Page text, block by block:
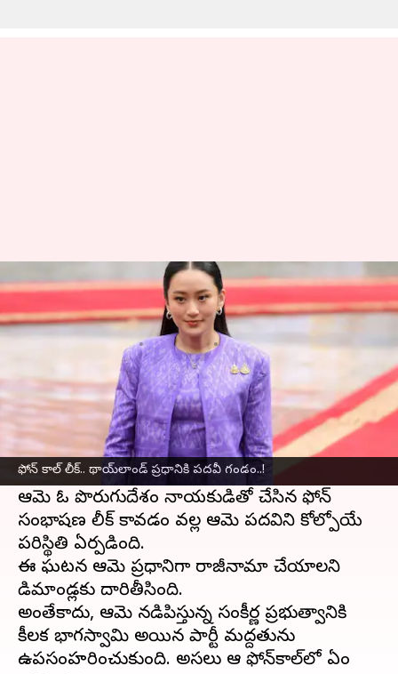
ఫోన్‌ కాల్‌ లీక్.. థాయ్‌లాండ్‌ ప్రధానికి పదవీ గండం..!
Thailand: ఫోన్‌ కాల్‌ లీక్..
థాయ్‌లాండ్‌ ప్రధానికి పదవీ గండం..!
Sirish Praharaju Jun 20, 2025 03:48 pm
ఈ వార్తాకథనం ఏంటి
థాయిలాండ్యువ ప్రధాని పేటోంగ్టార్న్ షినవత్రా
అధికారంలోకి వచ్చిన పదినెలల వ్యవధిలోనే రాజకీయ
సంక్షోభాన్ని ఎదుర్కొంటున్నారు.
ఆమె ఓ పొరుగుదేశం నాయకుడితో చేసిన ఫోన్‌
సంభాషణ లీక్ కావడం వల్ల ఆమె పదవిని కోల్పోయే
పరిస్థితి ఏర్పడింది.
ఈ ఘటన ఆమె ప్రధానిగా రాజీనామా చేయాలని
డిమాండ్లకు దారితీసింది.
అంతేకాదు, ఆమె నడిపిస్తున్న సంకీర్ణ ప్రభుత్వానికి
కీలక భాగస్వామి అయిన పార్టీ మద్దతును
ఉపసంహరించుకుంది. అసలు ఆ ఫోన్‌కాల్‌లో ఏం